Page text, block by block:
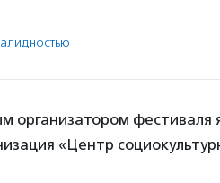
организатором фестиваля
«Центр